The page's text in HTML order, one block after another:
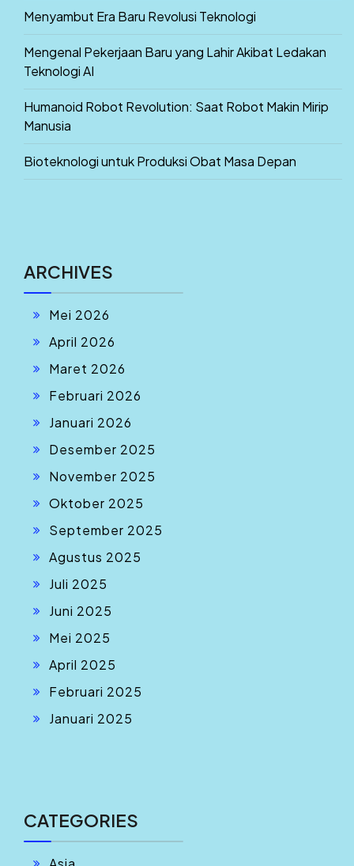
Menyambut Era Baru Revolusi Teknologi
Mengenal Pekerjaan Baru yang Lahir Akibat Ledakan
Teknologi AI
Humanoid Robot Revolution: Saat Robot Makin Mirip
Manusia
Bioteknologi untuk Produksi Obat Masa Depan
ARCHIVES
Mei 2026
April 2026
Maret 2026
Februari 2026
Januari 2026
Desember 2025
November 2025
Oktober 2025
September 2025
Agustus 2025
Juli 2025
Juni 2025
Mei 2025
April 2025
Februari 2025
Januari 2025
CATEGORIES